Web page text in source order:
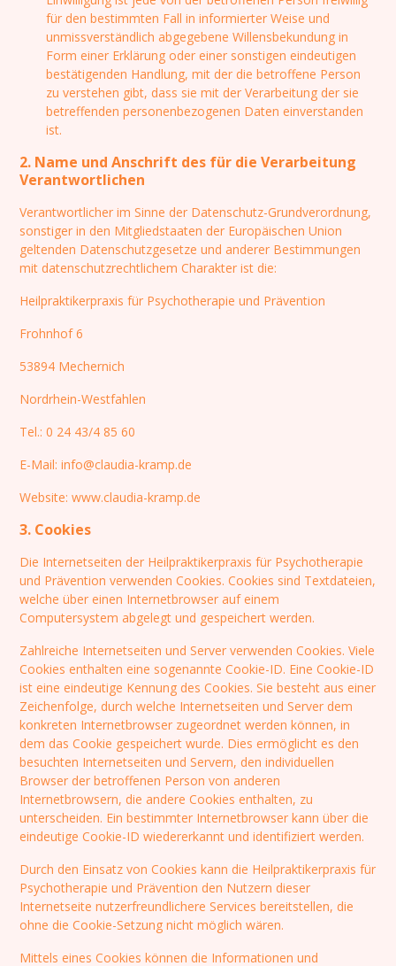
für den bestimmten Fall in informierter Weise und
unmissverständlich abgegebene Willensbekundung in
Form einer Erklärung oder einer sonstigen eindeutigen
bestätigenden Handlung, mit der die betroffene Person
zu verstehen gibt, dass sie mit der Verarbeitung der sie
betreffenden personenbezogenen Daten einverstanden
ist.
2. Name und Anschrift des für die Verarbeitung
Verantwortlichen
Verantwortlicher im Sinne der Datenschutz-Grundverordnung,
sonstiger in den Mitgliedstaaten der Europäischen Union
geltenden Datenschutzgesetze und anderer Bestimmungen
mit datenschutzrechtlichem Charakter ist die:
Heilpraktikerpraxis für Psychotherapie und Prävention
Frohnhof 6
53894 Mechernich
Nordrhein-Westfahlen
Tel.: 0 24 43/4 85 60
E-Mail: info@claudia-kramp.de
Website: www.claudia-kramp.de
3. Cookies
Die Internetseiten der Heilpraktikerpraxis für Psychotherapie
und Prävention verwenden Cookies. Cookies sind Textdateien,
welche über einen Internetbrowser auf einem
Computersystem abgelegt und gespeichert werden.
Zahlreiche Internetseiten und Server verwenden Cookies. Viele
Cookies enthalten eine sogenannte Cookie-ID. Eine Cookie-ID
ist eine eindeutige Kennung des Cookies. Sie besteht aus einer
Zeichenfolge, durch welche Internetseiten und Server dem
konkreten Internetbrowser zugeordnet werden können, in
dem das Cookie gespeichert wurde. Dies ermöglicht es den
besuchten Internetseiten und Servern, den individuellen
Browser der betroffenen Person von anderen
Internetbrowsern, die andere Cookies enthalten, zu
unterscheiden. Ein bestimmter Internetbrowser kann über die
eindeutige Cookie-ID wiedererkannt und identifiziert werden.
Durch den Einsatz von Cookies kann die Heilpraktikerpraxis für
Psychotherapie und Prävention den Nutzern dieser
Internetseite nutzerfreundlichere Services bereitstellen, die
ohne die Cookie-Setzung nicht möglich wären.
Mittels eines Cookies können die Informationen und